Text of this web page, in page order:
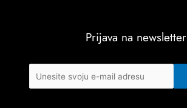
Prijava na newsletter